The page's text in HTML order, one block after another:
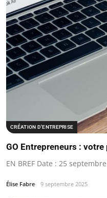
CRÉATION D'ENTREPRISE
GO Entrepreneurs :
EN BREF Date : 25
Élise Fabre 9 septembre 2025